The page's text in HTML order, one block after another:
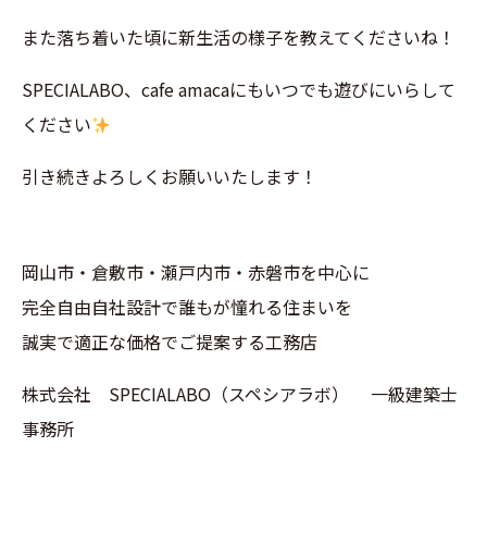
また落ち着いた頃に新生活の様子を教えてくださいね！
SPECIALABO、cafe amacaにもいつでも遊びにいらして
ください
引き続きよろしくお願いいたします！
岡山市・倉敷市・瀬戸内市・赤磐市を中心に
完全自由自社設計で誰もが憧れる住まいを
誠実で適正な価格でご提案する工務店
株式会社 SPECIALABO（スペシアラボ） 一級建築士
事務所